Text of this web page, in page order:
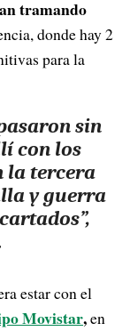
tramando
donde hay 2
para la
sin
con los
la tercera
y guerra
estar con el
Movistar,en